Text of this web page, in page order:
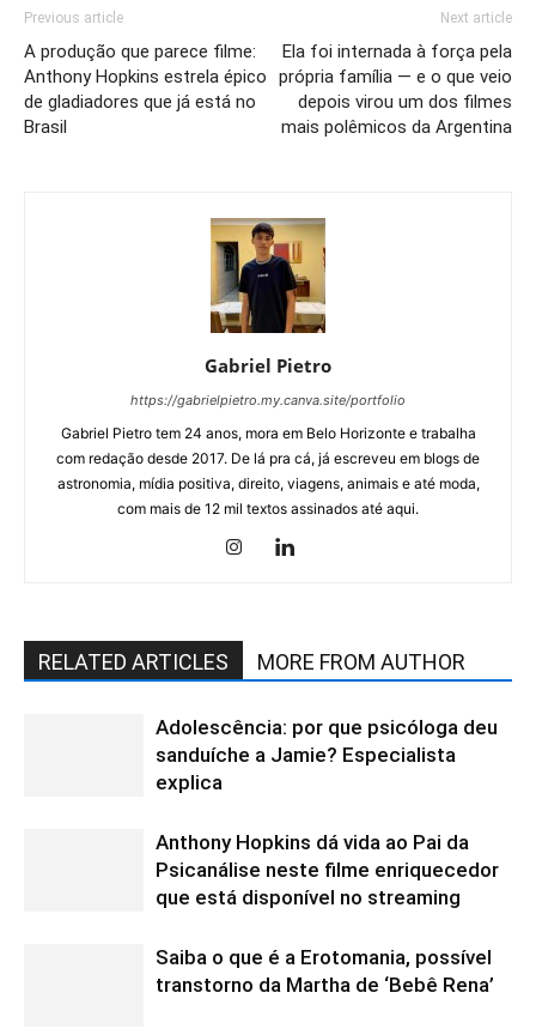
Previous article
A produção que parece filme:
Anthony Hopkins estrela épico
de gladiadores que já está no
Brasil
Next article
Ela foi internada à força pela
própria família — e o que veio
depois virou um dos filmes
mais polêmicos da Argentina
Gabriel Pietro
https://gabrielpietro.my.canva.site/portfolio
Gabriel Pietro tem 24 anos, mora em Belo Horizonte e trabalha
com redação desde 2017. De lá pra cá, já escreveu em blogs de
astronomia, mídia positiva, direito, viagens, animais e até moda,
com mais de 12 mil textos assinados até aqui.
RELATED ARTICLES MORE FROM AUTHOR
Adolescência: por que psicóloga deu
sanduíche a Jamie? Especialista
explica
Anthony Hopkins dá vida ao Pai da
Psicanálise neste filme enriquecedor
que está disponível no streaming
Saiba o que é a Erotomania, possível
transtorno da Martha de ‘Bebê Rena’